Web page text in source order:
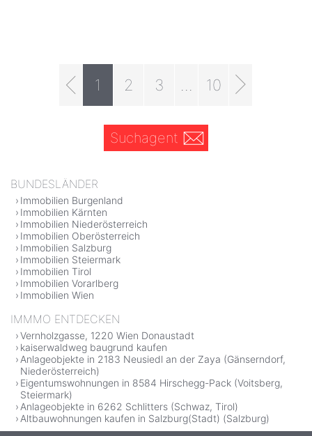
1 2 3 10
Suchagent
BUNDESLÄNDER
Immobilien Burgenland
Immobilien Kärnten
Immobilien Niederösterreich
Immobilien Oberösterreich
Immobilien Salzburg
Immobilien Steiermark
Immobilien Tirol
Immobilien Vorarlberg
Immobilien Wien
IMMMO ENTDECKEN
Vernholzgasse, 1220 Wien Donaustadt
kaiserwaldweg baugrund kaufen
Anlageobjekte in 2183 Neusiedl an der Zaya (Gänserndorf,
Niederösterreich)
Eigentumswohnungen in 8584 Hirschegg-Pack (Voitsberg,
Steiermark)
Anlageobjekte in 6262 Schlitters (Schwaz, Tirol)
Altbauwohnungen kaufen in Salzburg(Stadt) (Salzburg)